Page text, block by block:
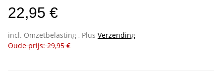
22,95 €
incl. Omzetbelasting , Plus Verzending
Oude prijs: 29,95 €